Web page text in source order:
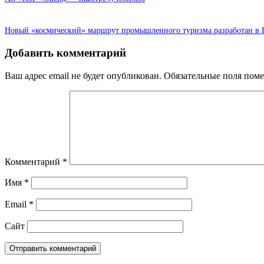
Новый «космический» маршрут промышленного туризма разработан в
Добавить комментарий
Ваш адрес email не будет опубликован. Обязательные поля
Комментарий *
Имя *
Email *
Сайт